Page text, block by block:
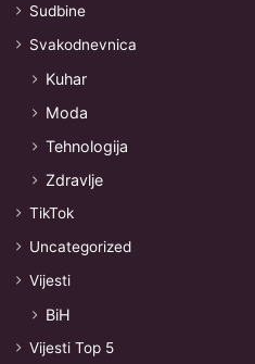
Sudbine
Svakodnevnica
Kuhar
Moda
Tehnologija
Zdravlje
TikTok
Uncategorized
Vijesti
BiH
Vijesti Top 5